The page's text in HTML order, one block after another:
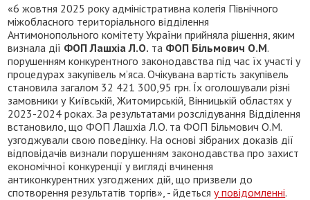
«6 жовтня 2025 року адміністративна колегія Північного
міжобласного територіального відділення
Антимонопольного комітету України прийняла рішення, яким
визнала дії ФОП Лашхіа Л.О. та ФОП Більмович О.М.
порушенням конкурентного законодавства під час їх участі у
процедурах закупівель м’яса. Очікувана вартість закупівель
становила загалом 32 421 300,95 грн. Їх оголошували різні
замовники у Київській, Житомирській, Вінницькій областях у
2023-2024 роках. За результатами розслідування Відділення
встановило, що ФОП Лашхіа Л.О. та ФОП Більмович О.М.
узгоджували свою поведінку. На основі зібраних доказів дії
відповідачів визнали порушенням законодавства про захист
економічної конкуренції у вигляді вчинення
антиконкурентних узгоджених дій, що призвели до
спотворення результатів торгів», - йдетьсяу повідомленні.